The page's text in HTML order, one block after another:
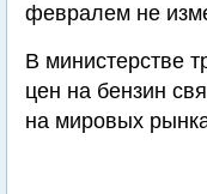
февралем не
В министерстве
цен на бензин
на мировых